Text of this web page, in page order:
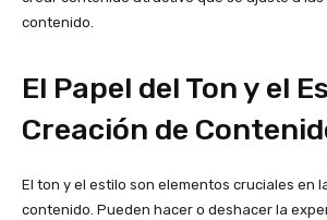
contenido.
El Papel del Ton y el
Creación de
El ton y el estilo son elementos cruciales en
contenido. Pueden hacer o deshacer la